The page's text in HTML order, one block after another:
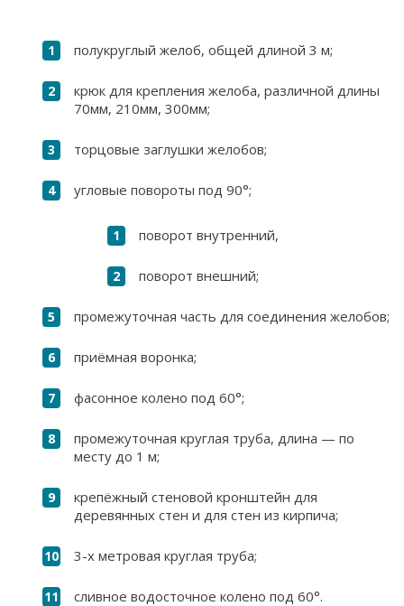
полукруглый желоб, общей длиной 3 м;
крюк для крепления желоба, различной длины
70мм, 210мм, 300мм;
торцовые заглушки желобов;
угловые повороты под 90°;
поворот внутренний,
поворот внешний;
промежуточная часть для соединения желобов;
приёмная воронка;
фасонное колено под 60°;
промежуточная круглая труба, длина — по
месту до 1 м;
крепёжный стеновой кронштейн для
деревянных стен и для стен из кирпича;
3-х метровая круглая труба;
сливное водосточное колено под 60°.